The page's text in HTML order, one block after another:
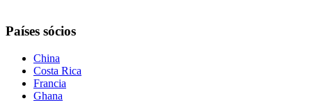
Países sócios
China
Costa Rica
Francia
Ghana